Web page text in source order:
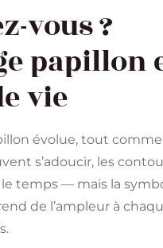
vous ?
papillon
vie
évolue, tout
s’adoucir, les
le temps — mais la
de l’ampleur à